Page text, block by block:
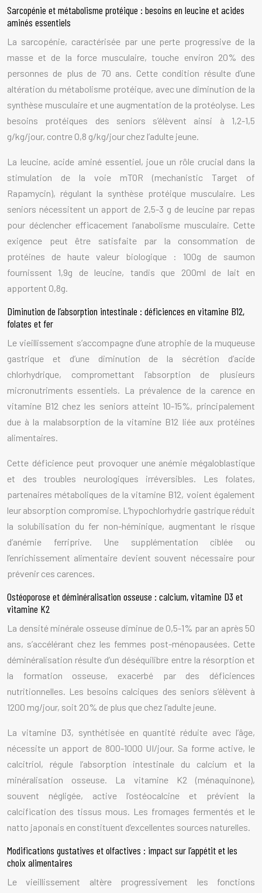
Sarcopénie et métabolisme protéique : besoins en leucine et acides
aminés essentiels
La sarcopénie, caractérisée par une perte progressive de la
masse et de la force musculaire, touche environ 20% des
personnes de plus de 70 ans. Cette condition résulte d’une
altération du métabolisme protéique, avec une diminution de la
synthèse musculaire et une augmentation de la protéolyse. Les
besoins protéiques des seniors s’élèvent ainsi à 1,2-1,5
g/kg/jour, contre 0,8 g/kg/jour chez l’adulte jeune.
La leucine, acide aminé essentiel, joue un rôle crucial dans la
stimulation de la voie mTOR (mechanistic Target of
Rapamycin), régulant la synthèse protéique musculaire. Les
seniors nécessitent un apport de 2,5-3 g de leucine par repas
pour déclencher efficacement l’anabolisme musculaire. Cette
exigence peut être satisfaite par la consommation de
protéines de haute valeur biologique : 100g de saumon
fournissent 1,9g de leucine, tandis que 200ml de lait en
apportent 0,8g.
Diminution de l’absorption intestinale : déficiences en vitamine B12,
folates et fer
Le vieillissement s’accompagne d’une atrophie de la muqueuse
gastrique et d’une diminution de la sécrétion d’acide
chlorhydrique, compromettant l’absorption de plusieurs
micronutriments essentiels. La prévalence de la carence en
vitamine B12 chez les seniors atteint 10-15%, principalement
due à la malabsorption de la vitamine B12 liée aux protéines
alimentaires.
Cette déficience peut provoquer une anémie mégaloblastique
et des troubles neurologiques irréversibles. Les folates,
partenaires métaboliques de la vitamine B12, voient également
leur absorption compromise. L’hypochlorhydrie gastrique réduit
la solubilisation du fer non-héminique, augmentant le risque
d’anémie ferriprive. Une supplémentation ciblée ou
l’enrichissement alimentaire devient souvent nécessaire pour
prévenir ces carences.
Ostéoporose et déminéralisation osseuse : calcium, vitamine D3 et
vitamine K2
La densité minérale osseuse diminue de 0,5-1% par an après 50
ans, s’accélérant chez les femmes post-ménopausées. Cette
déminéralisation résulte d’un déséquilibre entre la résorption et
la formation osseuse, exacerbé par des déficiences
nutritionnelles. Les besoins calciques des seniors s’élèvent à
1200 mg/jour, soit 20% de plus que chez l’adulte jeune.
La vitamine D3, synthétisée en quantité réduite avec l’âge,
nécessite un apport de 800-1000 UI/jour. Sa forme active, le
calcitriol, régule l’absorption intestinale du calcium et la
minéralisation osseuse. La vitamine K2 (ménaquinone),
souvent négligée, active l’ostéocalcine et prévient la
calcification des tissus mous. Les fromages fermentés et le
natto japonais en constituent d’excellentes sources naturelles.
Modifications gustatives et olfactives : impact sur l’appétit et les
choix alimentaires
Le vieillissement altère progressivement les fonctions